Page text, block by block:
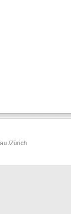
/Zürich